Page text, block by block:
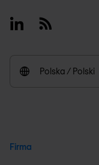
LinkedinRSS
Polska / Polski
Firma